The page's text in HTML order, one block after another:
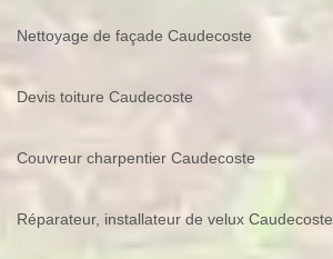
Nettoyage de façade Caudecoste
Devis toiture Caudecoste
Couvreur charpentier Caudecoste
Réparateur, installateur de velux Caudecoste